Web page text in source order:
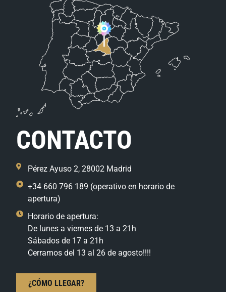
CONTACTO
Pérez Ayuso 2, 28002 Madrid
+34 660 796 189 (operativo en horario de
apertura)
Horario de apertura:
De lunes a viernes de 13 a 21h
Sábados de 17 a 21h
Cerramos del 13 al 26 de agosto!!!!
¿CÓMO LLEGAR?